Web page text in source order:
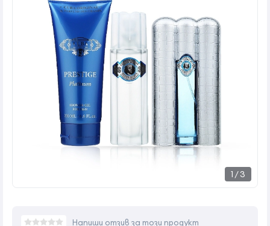
1 /3
Напиши отзив за този продукт